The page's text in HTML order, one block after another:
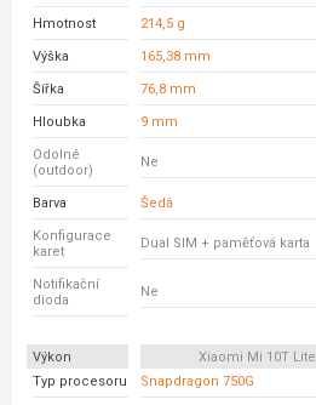
Hmotnost 214,5 g
Výška 165,38 mm
Šířka 76,8 mm
Hloubka 9 mm
Odolné
(outdoor)
Ne
Barva Šedá
Konfigurace
karet
Dual SIM + paměťová karta
Notifikační
dioda
Ne
Výkon Xiaomi Mi 10T Lite
Typ procesoru
Snapdragon 750G